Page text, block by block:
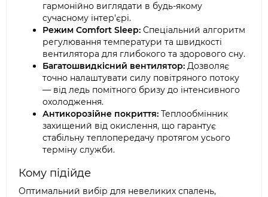
гармонійно виглядати в будь-якому
сучасному інтер'єрі.
Режим Comfort Sleep: Спеціальний алгоритм
регулювання температури та швидкості
вентилятора для глибокого та здорового сну.
Багатошвидкісний вентилятор: Дозволяє
точно налаштувати силу повітряного потоку
— від ледь помітного бризу до інтенсивного
охолодження.
Антикорозійне покриття: Теплообмінник
захищений від окислення, що гарантує
стабільну теплопередачу протягом усього
терміну служби.
Кому підійде
Оптимальний вибір для невеликих спалень,